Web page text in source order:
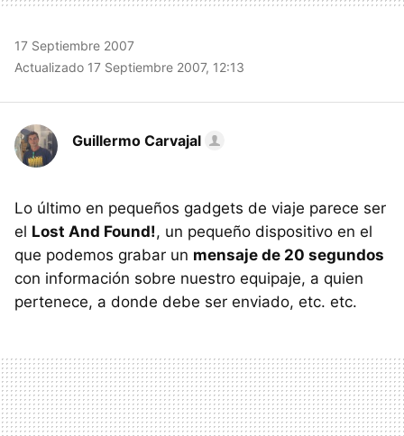
17 Septiembre 2007
Actualizado 17 Septiembre 2007, 12:13
Guillermo Carvajal
Lo último en pequeños gadgets de viaje parece ser
el Lost And Found!, un pequeño dispositivo en el
que podemos grabar un mensaje de 20 segundos
con información sobre nuestro equipaje, a quien
pertenece, a donde debe ser enviado, etc. etc.